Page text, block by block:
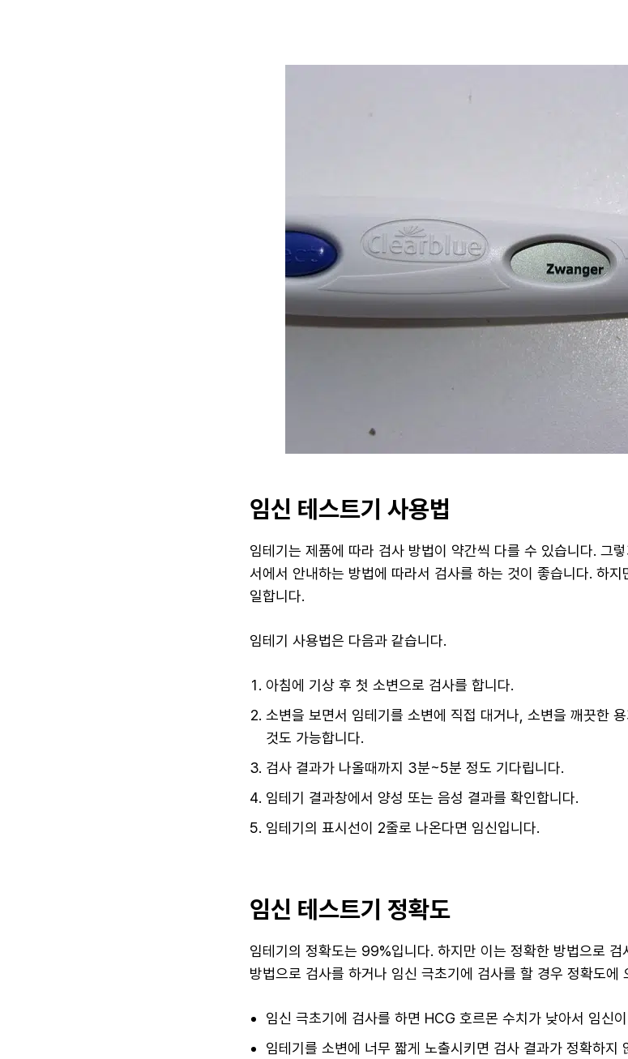
임신 테스트기 사용법
임테기는 제품에 따라 검사 방법이 약간씩 다를 수 있습니다. 그
서에서 안내하는 방법에 따라서 검사를 하는 것이 좋습니다. 하
일합니다.
임테기 사용법은 다음과 같습니다.
아침에 기상 후 첫 소변으로 검사를 합니다.
소변을 보면서 임테기를 소변에 직접 대거나, 소변을 깨끗한
것도 가능합니다.
검사 결과가 나올때까지 3분~5분 정도 기다립니다.
임테기 결과창에서 양성 또는 음성 결과를 확인합니다.
임테기의 표시선이 2줄로 나온다면 임신입니다.
임신 테스트기 정확도
임테기의 정확도는 99%입니다. 하지만 이는 정확한 방법으로
방법으로 검사를 하거나 임신 극초기에 검사를 할 경우 정확도에
임신 극초기에 검사를 하면 HCG 호르몬 수치가 낮아서 임신
임테기를 소변에 너무 짧게 노출시키면 검사 결과가 정확하지